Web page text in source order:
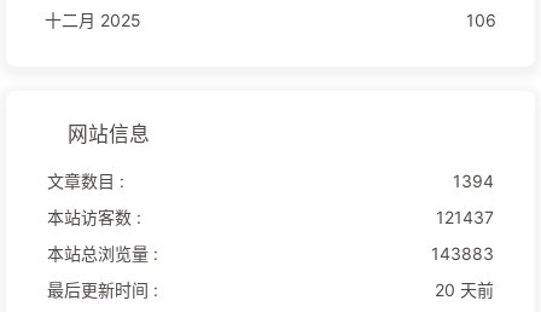
十二月 2025
106
网站信息
文章数目 :
1394
本站访客数 :
121437
本站总浏览量 :
143883
最后更新时间 :
20 天前